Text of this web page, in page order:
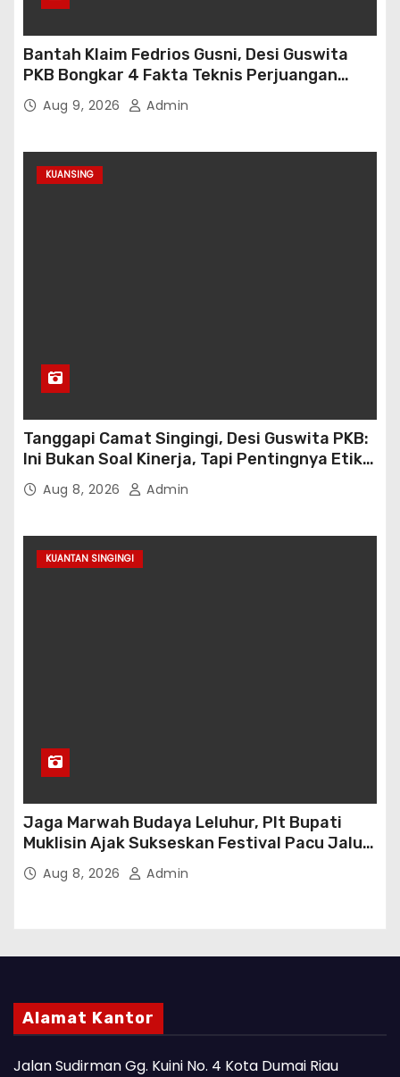
Bantah Klaim Fedrios Gusni, Desi Guswita
PKB Bongkar 4 Fakta Teknis Perjuangan
Jalan Simpang Sambung
Aug 9, 2026 Admin
KUANSING
Tanggapi Camat Singingi, Desi Guswita PKB:
Ini Bukan Soal Kinerja, Tapi Pentingnya Etika
Koordinasi Kooperatif!
Aug 8, 2026 Admin
KUANTAN SINGINGI
Jaga Marwah Budaya Leluhur, Plt Bupati
Muklisin Ajak Sukseskan Festival Pacu Jalur
2026Aug 8, 2026 Admin
Alamat Kantor
Jalan Sudirman Gg. Kuini No. 4 Kota Dumai Riau